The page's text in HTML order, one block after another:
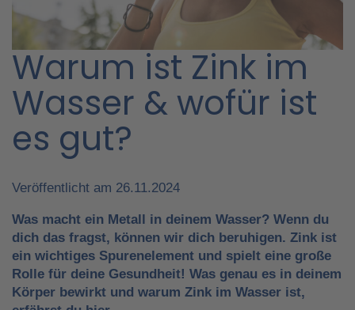
Warum ist Zink im
Wasser & wofür ist
es gut?
Veröffentlicht am 26.11.2024
Was macht ein Metall in deinem Wasser? Wenn du
dich das fragst, können wir dich beruhigen. Zink ist
ein wichtiges Spurenelement und spielt eine große
Rolle für deine Gesundheit! Was genau es in deinem
Körper bewirkt und warum Zink im Wasser ist,